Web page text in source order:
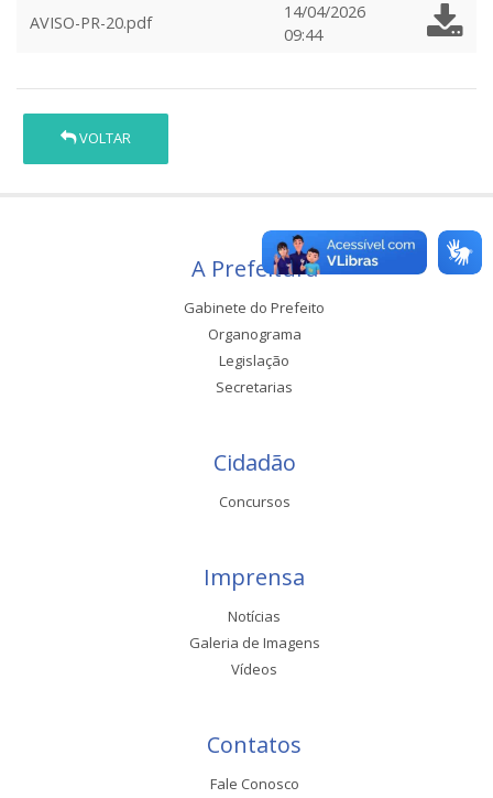
AVISO-PR-20.pdf
14/04/2026
09:44
VOLTAR
A Prefeitura
Gabinete do Prefeito
Organograma
Legislação
Secretarias
Cidadão
Concursos
Imprensa
Notícias
Galeria de Imagens
Vídeos
Contatos
Fale Conosco